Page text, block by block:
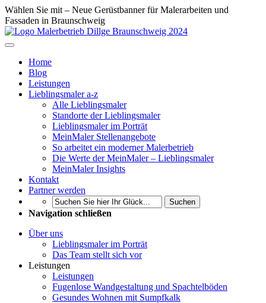
Wählen Sie mit – Neue Gerüstbanner für Malerarbeiten und
Fassaden in Braunschweig
Home
Blog
Leistungen
Lieblingsmaler a-z
Alle Lieblingsmaler
Standorte der Lieblingsmaler
Lieblingsmaler im Porträt
MeinMaler Stellenangebote
So arbeitet ein moderner Malerbetrieb
Die Werte der MeinMaler – Lieblingsmaler
MeinMaler Insights
Kontakt
Partner werden
Suchen
Navigation schließen
Über uns
Lieblingsmaler im Porträt
Das Team stellt sich vor
Leistungen
Leistungen
Fugenlose Wandgestaltung und Spachtelböden
Gesundes Wohnen mit Sumpfkalk